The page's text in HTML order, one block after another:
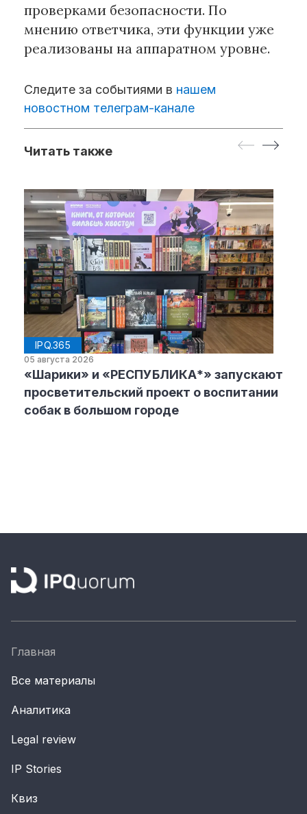
проверками безопасности. По
мнению ответчика, эти функции уже
реализованы на аппаратном уровне.
Следите за событиями в нашем
новостном телеграм-канале
Читать также
IPQ.365
05 августа 2026
«Шарики» и «РЕСПУБЛИКА*» запускают
просветительский проект о воспитании
собак в большом городе
Главная
Все материалы
Аналитика
Legal review
IP Stories
Квиз